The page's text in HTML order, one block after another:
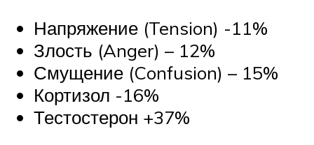
Напряжение (Tension) -11%
Злость (Anger) – 12%
Смущение (Confusion) – 15%
Кортизол -16%
Тестостерон +37%